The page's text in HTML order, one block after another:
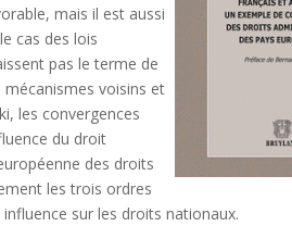
mais il est aussi
cas des lois
pas le terme de
voisins et
les convergences
du droit
des droits
les trois ordres
sur les droits nationaux.